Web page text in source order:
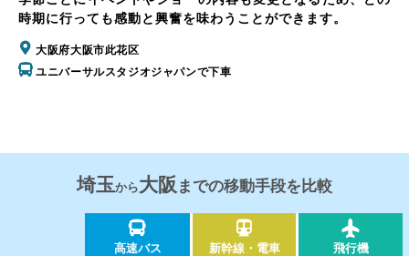
時期に行っても感動と興奮を味わうことができます。
大阪府大阪市此花区
ユニバーサルスタジオジャパンで下車
埼玉から大阪 までの移動手段を比較
高速バス 新幹線・電車 飛行機